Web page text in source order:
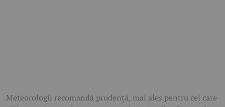
Meteorologii recomandă prudență, mai ales pentru cei care